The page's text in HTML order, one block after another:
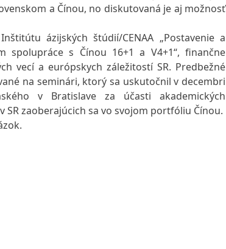
a Čínou, no diskutovaná je aj možnosť
ázijských štúdií/CENAA „Postavenie a
spolupráce s Čínou 16+1 a V4+1“, finančne
vecí a európskych záležitostí SR. Predbežné
na seminári, ktorý sa uskutočnil v decembri
v Bratislave za účasti akademických
zaoberajúcich sa vo svojom portfóliu Čínou.